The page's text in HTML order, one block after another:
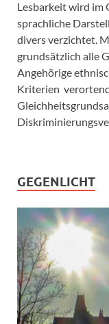
Lesbarkeit wird im
sprachliche
divers verzichtet.
grundsätzlich alle
Angehörige
Kriterien
GEGENLICHT